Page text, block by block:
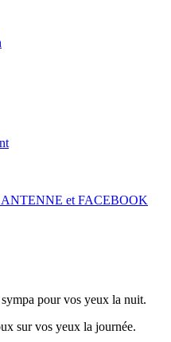
et FACEBOOK
pour vos yeux la nuit.
sur vos yeux la journée.